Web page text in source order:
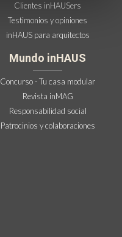
Clientes inHAUSers
Testimonios y opiniones
inHAUS para arquitectos
Mundo inHAUS
Concurso - Tu casa modular
Revista inMAG
Responsabilidad social
Patrocinios y colaboraciones